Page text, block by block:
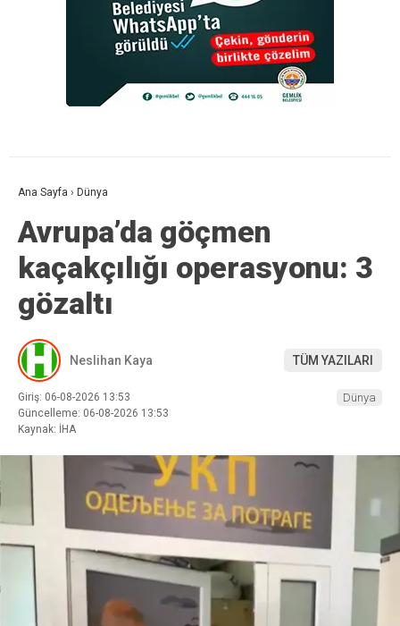
Ana Sayfa › Dünya
Avrupa’da göçmen
kaçakçılığı operasyonu: 3
gözaltı
Neslihan Kaya TÜM YAZILARI
Giriş: 06-08-2026 13:53
Güncelleme: 06-08-2026 13:53
Kaynak: İHA
Dünya